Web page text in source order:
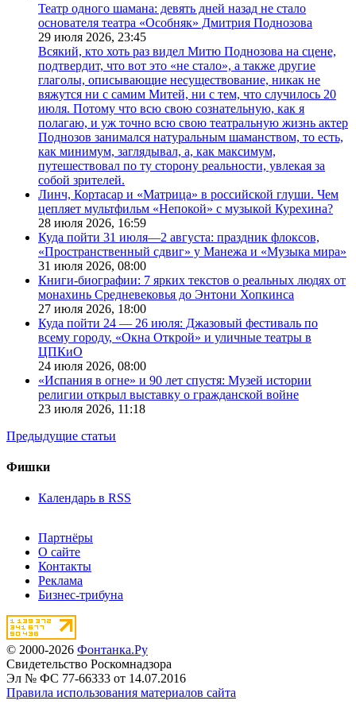
Театр одного шамана: девять дней назад не стало
основателя театра «Особняк» Дмитрия Поднозова
29 июля 2026, 23:45
Всякий, кто хоть раз видел Митю Поднозова на сцене,
подтвердит, что вот это «не стало», а также другие
глаголы, описывающие несуществование, никак не
вяжутся ни с самим Митей, ни с тем, что случилось 20
июля. Потому что всю свою сознательную, как я
полагаю, и уж точно всю свою театральную жизнь актер
Поднозов занимался натуральным шаманством, то есть,
как минимум, заглядывал, а, как максимум,
путешествовал по ту сторону реальности, увлекая за
собой зрителей.
Линч, Кортасар и «Матрица» в российской глуши. Чем
цепляет мультфильм «Непокой» с музыкой Курехина?
28 июля 2026, 16:59
Куда пойти 31 июля—2 августа: праздник флоксов,
«Пространственный сдвиг» у Манежа и «Музыка мира»
31 июля 2026, 08:00
Книги-биографии: 7 ярких текстов о реальных людях от
монахинь Средневековья до Энтони Хопкинса
27 июля 2026, 18:00
Куда пойти 24 — 26 июля: Джазовый фестиваль по
всему городу, «Окна Открой» и уличные театры в
ЦПКиО
24 июля 2026, 08:00
«Испания в огне» и 90 лет спустя: Музей истории
религии открыл выставку о гражданской войне
23 июля 2026, 11:18
Предыдущие статьи
Фишки
Календарь в RSS
Партнёры
О сайте
Контакты
Реклама
Бизнес-трибуна
© 2000-2026 Фонтанка.Ру
Свидетельство Роскомнадзора
Эл № ФС 77-66333 от 14.07.2016
Правила использования материалов сайта